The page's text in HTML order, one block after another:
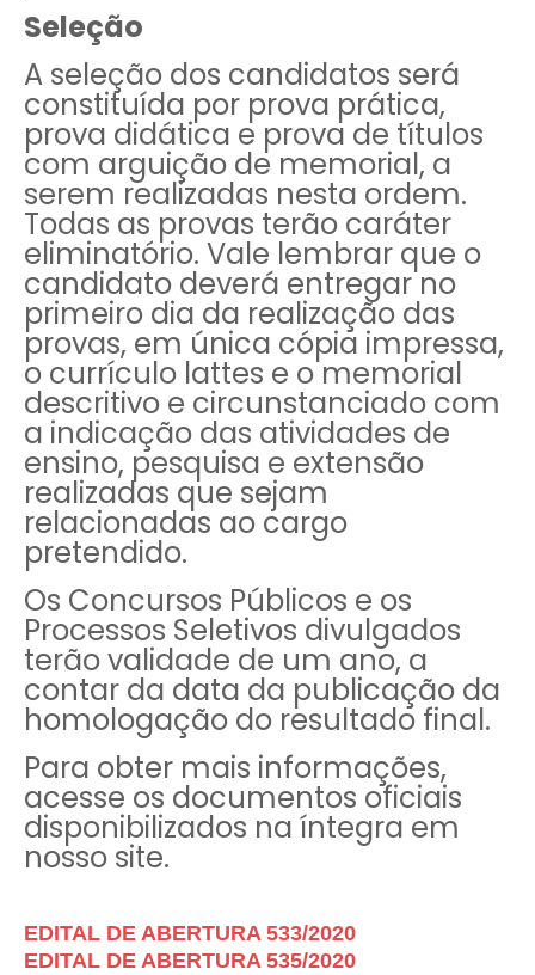
Seleção
A seleção dos candidatos será
constituída por prova prática,
prova didática e prova de títulos
com arguição de memorial, a
serem realizadas nesta ordem.
Todas as provas terão caráter
eliminatório. Vale lembrar que o
candidato deverá entregar no
primeiro dia da realização das
provas, em única cópia impressa,
o currículo lattes e o memorial
descritivo e circunstanciado com
a indicação das atividades de
ensino, pesquisa e extensão
realizadas que sejam
relacionadas ao cargo
pretendido.
Os Concursos Públicos e os
Processos Seletivos divulgados
terão validade de um ano, a
contar da data da publicação da
homologação do resultado final.
Para obter mais informações,
acesse os documentos oficiais
disponibilizados na íntegra em
nosso site.
EDITAL DE ABERTURA 533/2020
EDITAL DE ABERTURA 535/2020